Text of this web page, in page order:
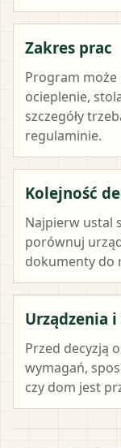
Zakres prac
Program może
ocieplenie,
szczegóły
regulaminie.
Kolejność
Najpierw ustal
porównuj
dokumenty do
Urządzenia
Przed decyzją
wymagań,
czy dom jest